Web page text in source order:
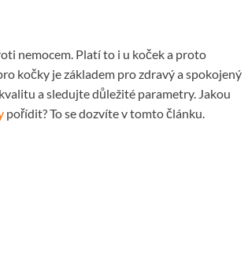
nemocem. Platí to i u koček a proto
kočky je základem pro zdravý a spokojený
a sledujte důležité parametry. Jakou
pořídit? To se dozvíte v tomto článku.